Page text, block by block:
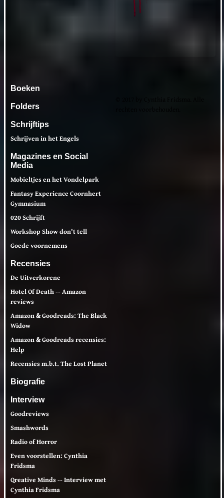
Boeken
Folders
Schrijftips
Schrijven in het Engels
Magazines en Social
Media
Mobieltjes en het Vondelpark
Fantasy Experience Coornhert
Gymnasium
020 Schrijft
Workshop Show don't tell
Goede voornemens
Recensies
De Uitverkorene
Hotel Of Death -- Amazon
reviews
Amazon & Goodreads: The Black
Widow
Amazon & Goodreads recensies:
Help
Recensies m.b.t. The Lost Planet
Biografie
Interview
Goodreviews
Smashwords
Radio of Horror
Even voorstellen: Cynthia
Fridsma
Qreative Minds -- Interview met
Cynthia Fridsma